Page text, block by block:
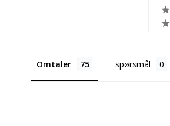
Omtaler spørsmål